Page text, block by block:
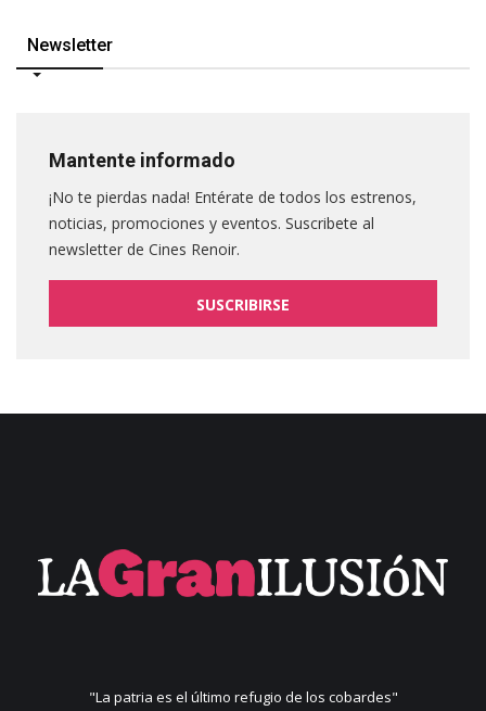
Newsletter
Mantente informado
¡No te pierdas nada! Entérate de todos los estrenos,
noticias, promociones y eventos. Suscribete al
newsletter de Cines Renoir.
SUSCRIBIRSE
"La patria es el último refugio de los cobardes"